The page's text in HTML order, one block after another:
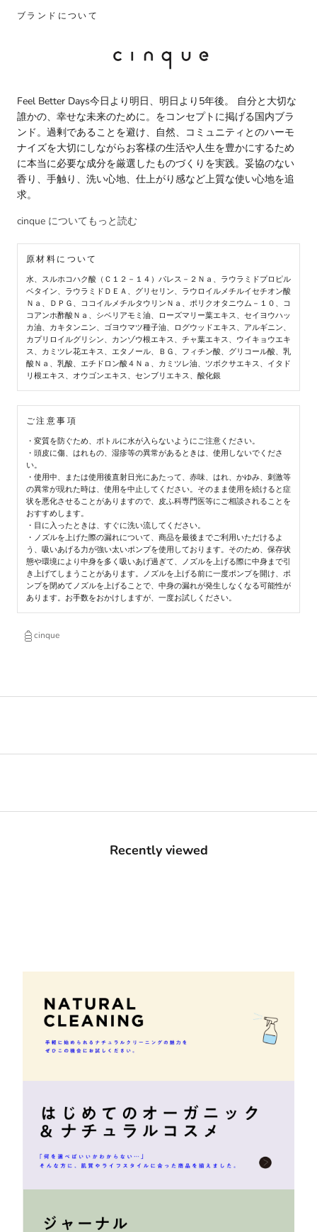
ブランドについて
Feel Better Days今日より明日、明日より5年後。 自分と大切な
誰かの、幸せな未来のために。をコンセプトに掲げる国内ブラ
ンド。過剰であることを避け、自然、コミュニティとのハーモ
ナイズを大切にしながらお客様の生活や人生を豊かにするため
に本当に必要な成分を厳選したものづくりを実践。妥協のない
香り、手触り、洗い心地、仕上がり感など上質な使い心地を追
求。
cinque についてもっと読む
原材料について
水、スルホコハク酸（Ｃ１２－１４）パレス－２Ｎａ、ラウラミドプロピル
ベタイン、ラウラミドＤＥＡ、グリセリン、ラウロイルメチルイセチオン酸
Ｎａ、ＤＰＧ、ココイルメチルタウリンＮａ、ポリクオタニウム－１０、コ
コアンホ酢酸Ｎａ、シベリアモミ油、ローズマリー葉エキス、セイヨウハッ
カ油、カキタンニン、ゴヨウマツ種子油、ログウッドエキス、アルギニン、
カプリロイルグリシン、カンゾウ根エキス、チャ葉エキス、ウイキョウエキ
ス、カミツレ花エキス、エタノール、ＢＧ、フィチン酸、グリコール酸、乳
酸Ｎａ、乳酸、エチドロン酸４Ｎａ、カミツレ油、ツボクサエキス、イタド
リ根エキス、オウゴンエキス、センブリエキス、酸化銀
ご注意事項
・変質を防ぐため、ボトルに水が入らないようにご注意ください。
・頭皮に傷、はれもの、湿疹等の異常があるときは、使用しないでくださ
い。
・使用中、または使用後直射日光にあたって、赤味、はれ、かゆみ、刺激等
の異常が現れた時は、使用を中止してください。そのまま使用を続けると症
状を悪化させることがありますので、皮ふ科専門医等にご相談されることを
おすすめします。
・目に入ったときは、すぐに洗い流してください。
・ノズルを上げた際の漏れについて、商品を最後までご利用いただけるよ
う、吸いあげる力が強い太いポンプを使用しております。そのため、保存状
態や環境により中身を多く吸いあげ過ぎて、ノズルを上げる際に中身まで引
き上げてしまうことがあります。ノズルを上げる前に一度ポンプを開け、ポ
ンプを閉めてノズルを上げることで、中身の漏れが発生しなくなる可能性が
あります。お手数をおかけしますが、一度お試しください。
cinque
Recently viewed